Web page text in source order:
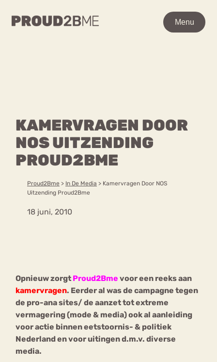
inhoud
Menu
KAMERVRAGEN DOOR
NOS UITZENDING
PROUD2BME
Proud2Bme > In De Media > Kamervragen Door NOS
Uitzending Proud2Bme
18 juni, 2010
Opnieuw zorgt Proud2Bme voor een reeks aan
kamervragen. Eerder al was de campagne tegen
de pro-ana sites/ de aanzet tot extreme
vermagering (mode & media) ook al aanleiding
voor actie binnen eetstoornis- & politiek
Nederland en voor uitingen d.m.v. diverse
media.
Menu
Content
Forum
WAAR BEN JE NAAR OP
Over proud2bme
Contact
Proud in de media
Vacatures
VEEL GEZOCHTE TERMEN
osa
Eetbuien Piekeren Sport
Trauma
Orthorexia
Afvallen Angst